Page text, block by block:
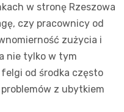
w stronę Rzeszowa
czy pracownicy od
zużycia i
nie tylko w tym
od środka często
z ubytkiem